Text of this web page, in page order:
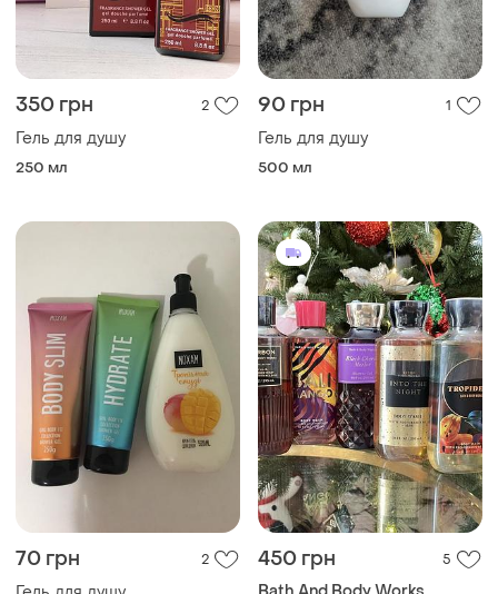
350 грн 2
Гель для душу
250 мл
90 грн 1
Гель для душу
500 мл
70 грн 2 450 грн 5